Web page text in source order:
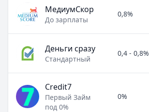
МедиумСкор
До зарплаты
0,8%
Деньги сразу
Стандартный
0,4 - 0,8%
Credit7
Первый Займ
под 0%
0%